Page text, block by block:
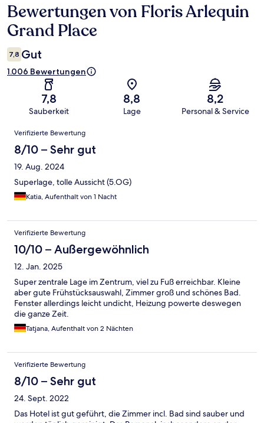
Bewertungen
Bewertungen von Floris Arlequin
Grand Place
7,8 Gut
1.006 Bewertungen
7,8
Sauberkeit
8,8
Lage
8,2
Personal & Service
Bewertungen
Verifizierte Bewertung
8/10 – Sehr gut
19. Aug. 2024
Superlage, tolle Aussicht (5.OG)
Katia, Aufenthalt von 1 Nacht
Verifizierte Bewertung
10/10 – Außergewöhnlich
12. Jan. 2025
Super zentrale Lage im Zentrum, viel zu Fuß erreichbar. Kleine
aber gute Frühstücksauswahl, Zimmer groß und schönes Bad.
Fenster allerdings leicht undicht, Heizung powerte deswegen
die ganze Zeit.
Tatjana, Aufenthalt von 2 Nächten
Verifizierte Bewertung
8/10 – Sehr gut
24. Sept. 2022
Das Hotel ist gut geführt, die Zimmer incl. Bad sind sauber und